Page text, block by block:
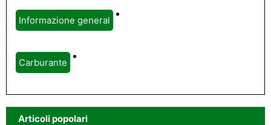
Informazione general
Carburante
Articoli popolari